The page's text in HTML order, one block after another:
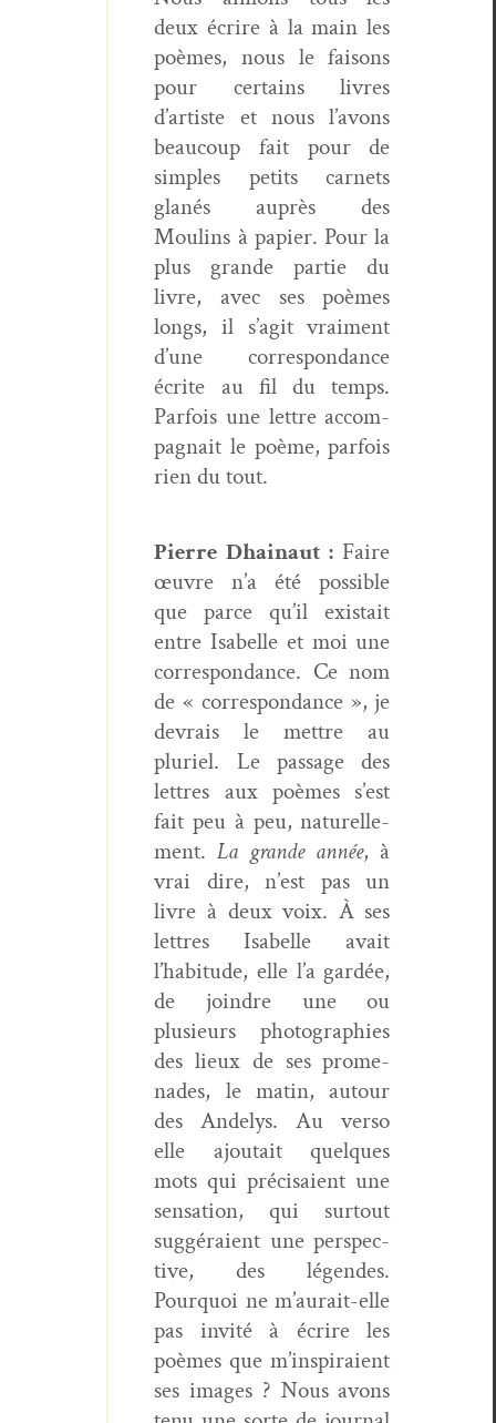
deux écrire à la main les
poèmes, nous le faisons
pour cer­tains livres
d’artiste et nous l’avons
beau­coup fait pour de
sim­ples petits car­nets
glanés auprès des
Moulins à papi­er. Pour la
plus grande par­tie du
livre, avec ses poèmes
longs, il s’agit vrai­ment
d’une cor­re­spon­dance
écrite au fil du temps.
Par­fois une let­tre accom­
pa­g­nait le poème, par­fois
rien du tout.
Pierre Dhain­aut :Faire
œuvre n’a été pos­si­ble
que parce qu’il exis­tait
entre Isabelle et moi une
cor­re­spon­dance. Ce nom
de « cor­re­spon­dance », je
devrais le met­tre au
pluriel. Le pas­sage des
let­tres aux poèmes s’est
fait peu à peu, naturelle­
ment.La grande année, à
vrai dire, n’est pas un
livre à deux voix. À ses
let­tres Isabelle avait
l’habitude, elle l’a gardée,
de join­dre une ou
plusieurs pho­togra­phies
des lieux de ses prom­e­
nades, le matin, autour
des Andelys. Au ver­so
elle ajoutait quelques
mots qui pré­ci­saient une
sen­sa­tion, qui surtout
sug­géraient une per­spec­
tive, des légen­des.
Pourquoi ne m’aurait-elle
pas invité à écrire les
poèmes que m’inspiraient
ses images ? Nous avons